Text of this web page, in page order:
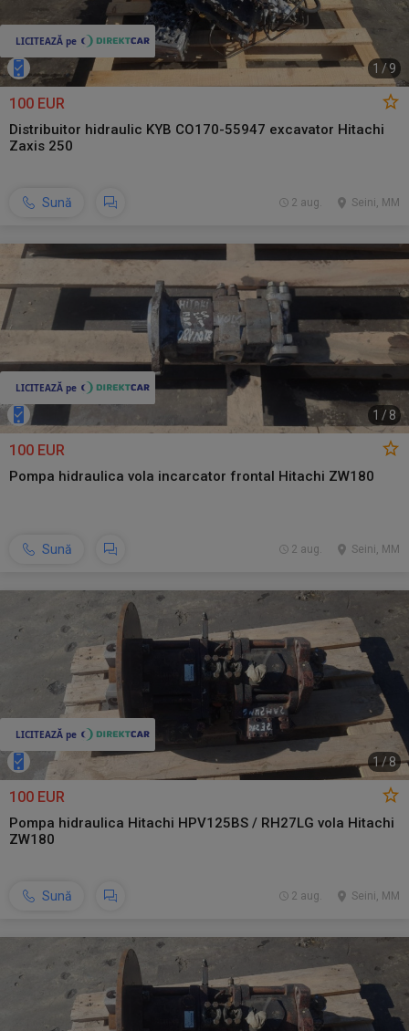
1 / 9
100 EUR
Distribuitor hidraulic KYB CO170-55947 excavator Hitachi
Zaxis 250
Sună Seini, MM
2 aug.
1 / 8
100 EUR
Pompa hidraulica vola incarcator frontal Hitachi ZW180
Sună Seini, MM
2 aug.
1 /8
100 EUR
Pompa hidraulica Hitachi HPV125BS / RH27LG vola Hitachi
ZW180
Sună Seini, MM
2 aug.